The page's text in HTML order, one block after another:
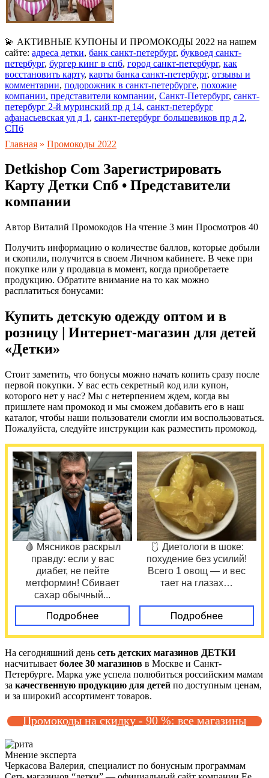
💫 АКТИВНЫЕ КУПОНЫ И ПРОМОКОДЫ 2022 на нашем
сайте: адреса детки, банк санкт-петербург, буквоед санкт-
петербург, бургер кинг в спб, город санкт-петербург, как
восстановить карту, карты банка санкт-петербург, отзывы и
комментарии, подорожник в санкт-петербурге, похожие
компании, представители компании, Санкт-Петербург, санкт-
петербург 2-й муринский пр д 14, санкт-петербург
афанасьевская ул д 1 , санкт-петербург большевиков пр д 2,
СПб
Главная » Промокоды 2022
Detkishop Com Зарегистрировать
Карту Детки Спб • Представители
компании
Автор Виталий Промокодов На чтение 3 мин Просмотров 40
Получить информацию о количестве баллов, которые добыли
и скопили, получится в своем Личном кабинете. В чеке при
покупке или у продавца в момент, когда приобретаете
продукцию. Обратите внимание на то как можно
расплатиться бонусами:
Купить детскую одежду оптом и в
розницу | Интернет-магазин для детей
«Детки»
Стоит заметить, что бонусы можно начать копить сразу после
первой покупки. У вас есть секретный код или купон,
которого нет у нас? Мы с нетерпением ждем, когда вы
пришлете нам промокод и мы сможем добавить его в наш
каталог, чтобы наши пользователи смогли им воспользоваться.
Пожалуйста, следуйте инструкции как разместить промокод.
🩸 Мясников раскрыл
правду: если у вас
диабет, не пейте
метформин! Сбивает
сахар обычный...
Подробнее
🩱 Диетологи в шоке:
похудение без усилий!
Всего 1 овощ — и вес
тает на глазах…
Подробнее
На сегодняшний день сеть детских магазинов ДЕТКИ
насчитывает более 30 магазинов в Москве и Санкт-
Петербурге. Марка уже успела полюбиться российским мамам
за качественную продукцию для детей по доступным ценам,
и за широкий ассортимент товаров.
Промокоды на скидку - 90 %: все магазины
Мнение эксперта
Черкасова Валерия, специалист по бонусным программам